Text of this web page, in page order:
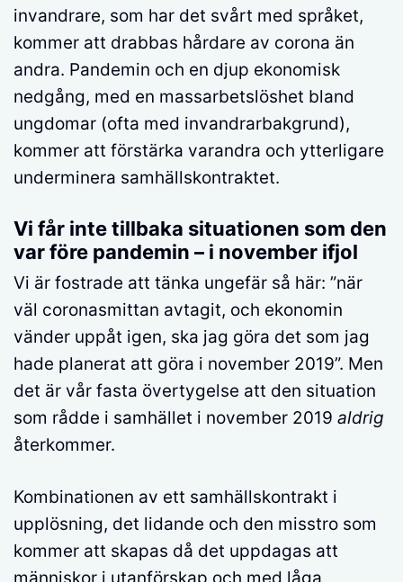
invandrare, som har det svårt med språket,
kommer att drabbas hårdare av corona än
andra. Pandemin och en djup ekonomisk
nedgång, med en massarbetslöshet bland
ungdomar (ofta med invandrarbakgrund),
kommer att förstärka varandra och ytterligare
underminera samhällskontraktet.
Vi får inte tillbaka situationen som den
var före pandemin – i november ifjol
Vi är fostrade att tänka ungefär så här: ”när
väl coronasmittan avtagit, och ekonomin
vänder uppåt igen, ska jag göra det som jag
hade planerat att göra i november 2019”. Men
det är vår fasta övertygelse att den situation
som rådde i samhället i november 2019 aldrig
återkommer.
Kombinationen av ett samhällskontrakt i
upplösning, det lidande och den misstro som
kommer att skapas då det uppdagas att